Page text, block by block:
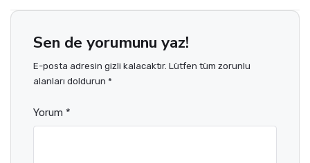
Sen de yorumunu yaz!
E-posta adresin gizli kalacaktır. Lütfen tüm zorunlu
alanları doldurun *
Yorum *